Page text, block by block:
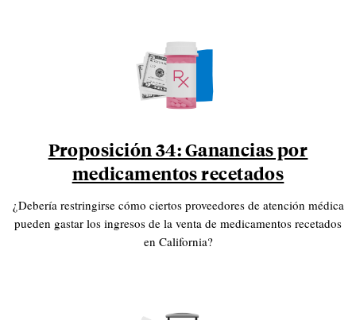
Proposición 34: Ganancias por
medicamentos recetados
¿Debería restringirse cómo ciertos proveedores de atención médica
pueden gastar los ingresos de la venta de medicamentos recetados
en California?